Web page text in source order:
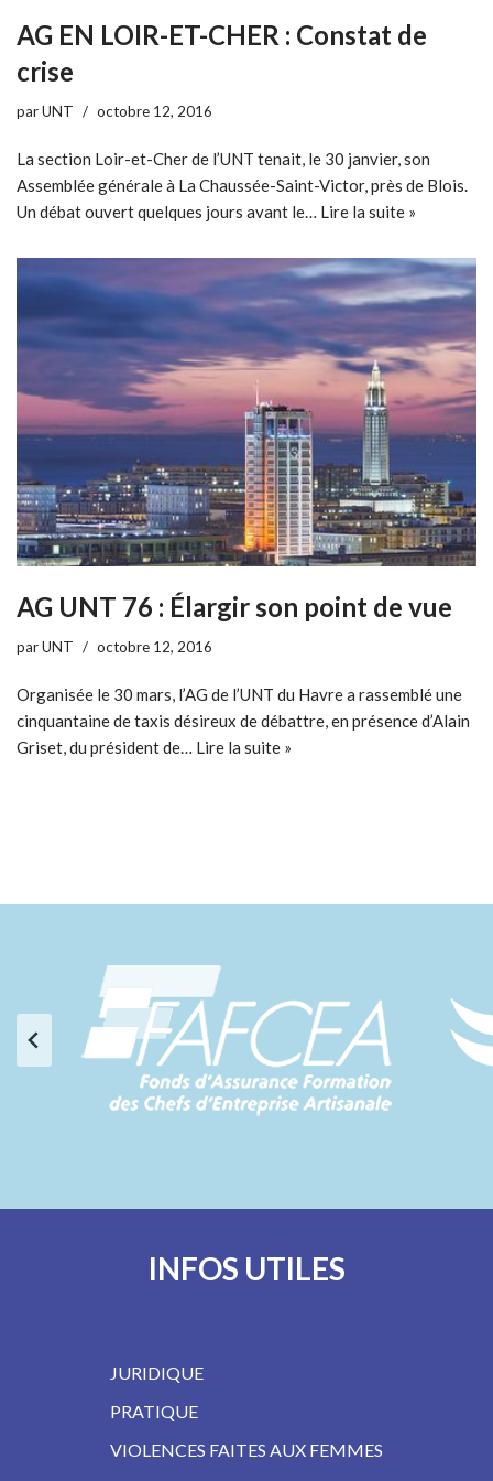
AG EN LOIR-ET-CHER : Constat de
crise
parUNT octobre 12, 2016
La section Loir-et-Cher de l’UNT tenait, le 30 janvier, son
Assemblée générale à La Chaussée-Saint-Victor, près de Blois.
Un débat ouvert quelques jours avant le… Lire la suite »
AG UNT 76 : Élargir son point de vue
parUNT octobre 12, 2016
Organisée le 30 mars, l’AG de l’UNT du Havre a rassemblé une
cinquantaine de taxis désireux de débattre, en présence d’Alain
Griset, du président de… Lire la suite »
INFOS UTILES
JURIDIQUE
PRATIQUE
VIOLENCES FAITES AUX FEMMES